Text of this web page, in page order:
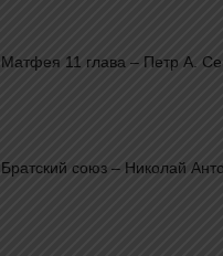
Матфея 11 глава – Петр А.
Братский союз – Николай